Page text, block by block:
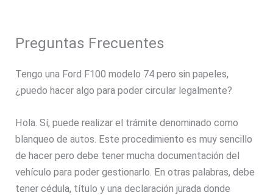
Preguntas Frecuentes
Tengo una Ford F100 modelo 74 pero sin papeles,
¿puedo hacer algo para poder circular legalmente?
Hola. Sí, puede realizar el trámite denominado como
blanqueo de autos. Este procedimiento es muy sencillo
de hacer pero debe tener mucha documentación del
vehículo para poder gestionarlo. En otras palabras, debe
tener cédula, título y una declaración jurada donde